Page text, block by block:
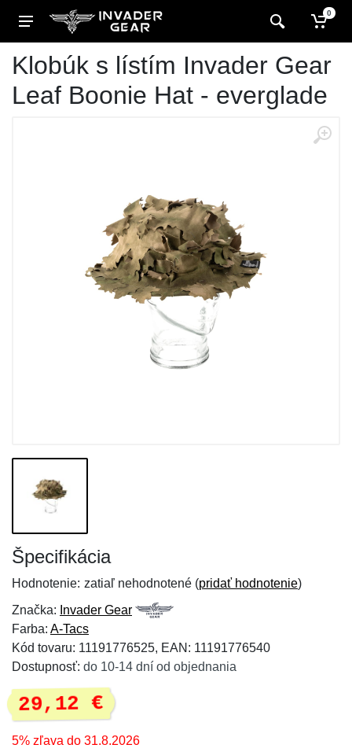
0
Klobúk s lístím Invader Gear
Leaf Boonie Hat - everglade
Špecifikácia
Hodnotenie: zatiaľ nehodnotené (pridať hodnotenie)
Značka: Invader Gear
Farba: A-Tacs
Kód tovaru: 11191776525, EAN: 11191776540
Dostupnosť: do 10-14 dní od objednania
29,12 €
5% zľava do 31.8.2026